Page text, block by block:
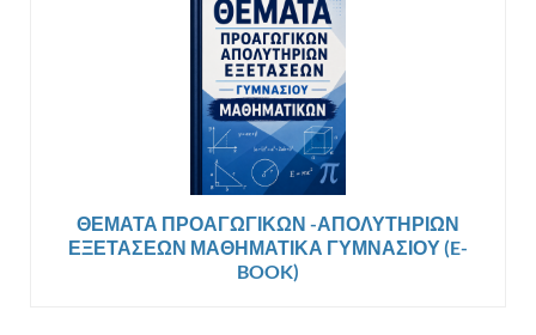
ΘΕΜΑΤΑ ΠΡΟΑΓΩΓΙΚΩΝ -ΑΠΟΛΥΤΗΡΙΩΝ
ΕΞΕΤΑΣΕΩΝ ΜΑΘΗΜΑΤΙΚΑ ΓΥΜΝΑΣΙΟΥ (E-
BOOK)